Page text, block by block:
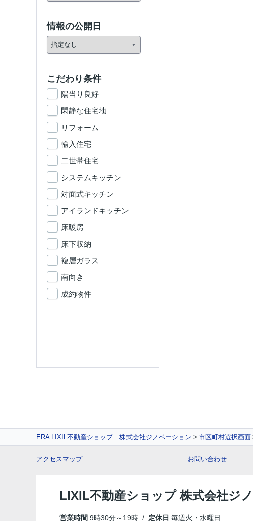
情報の公開日
こだわり条件
陽当り良好
閑静な住宅地
リフォーム
輸入住宅
二世帯住宅
システムキッチン
対面式キッチン
アイランドキッチン
床暖房
床下収納
複層ガラス
南向き
成約物件
ERA LIXIL不動産ショップ 株式会社ジノベーション 市区町村選択画面
アクセスマップ お問い合わせ
LIXIL不動産ショップ 株式会社ジ
営業時間 9時30分～19時 / 定休日 毎週火・水曜日